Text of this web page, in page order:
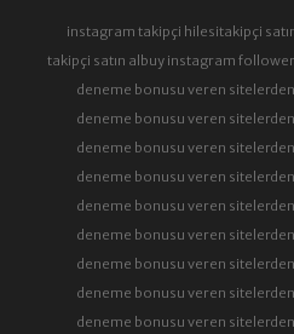
instagram takipçi hilesitakipçi
takipçi satın albuy instagram
deneme bonusu veren siteler
deneme bonusu veren siteler
deneme bonusu veren siteler
deneme bonusu veren siteler
deneme bonusu veren siteler
deneme bonusu veren siteler
deneme bonusu veren siteler
deneme bonusu veren siteler
deneme bonusu veren siteler